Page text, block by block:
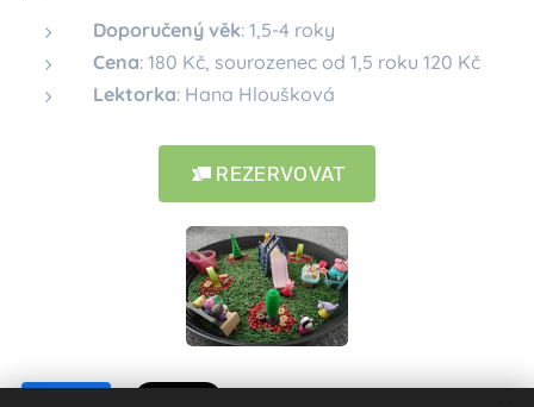
Doporučený věk: 1,5-4 roky
Cena: 180 Kč, sourozenec od 1,5 roku 120 Kč
Lektorka: Hana Hloušková
REZERVOVAT